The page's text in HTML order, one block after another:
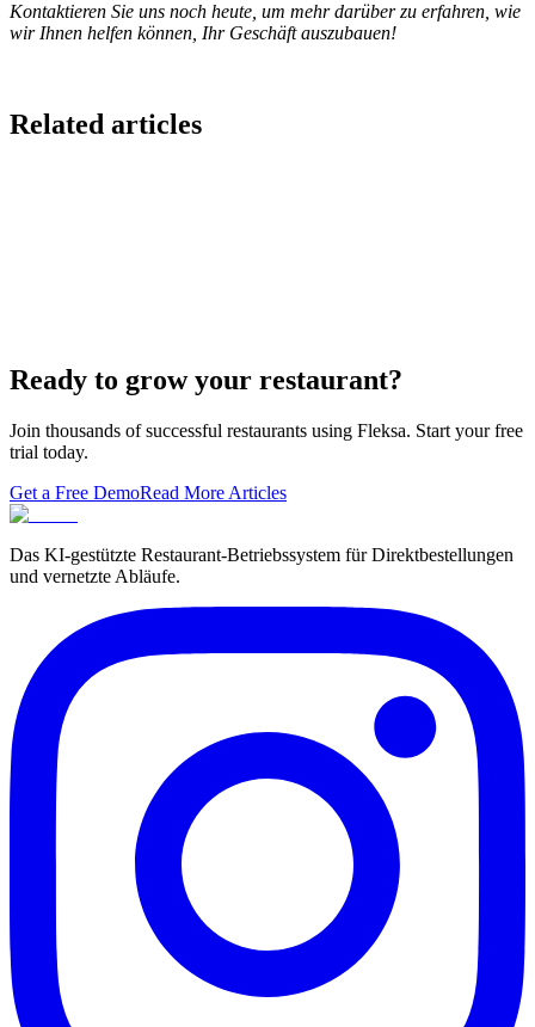
Kontaktieren Sie uns noch heute, um mehr darüber zu erfahren, wie
wir Ihnen helfen können, Ihr Geschäft auszubauen!
Related articles
Ready to grow your restaurant?
Join thousands of successful restaurants using Fleksa. Start your free
trial today.
Get a Free DemoRead More Articles
Das KI-gestützte Restaurant-Betriebssystem für Direktbestellungen
und vernetzte Abläufe.